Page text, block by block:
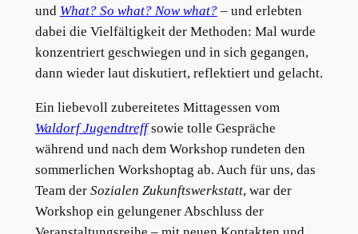
und What? So what? Now what?– und erlebten
dabei die Vielfältigkeit der Methoden: Mal wurde
konzentriert geschwiegen und in sich gegangen,
dann wieder laut diskutiert, reflektiert und gelacht.
Ein liebevoll zubereitetes Mittagessen vom
Waldorf Jugendtreffsowie tolle Gespräche
während und nach dem Workshop rundeten den
sommerlichen Workshoptag ab. Auch für uns, das
Team der Sozialen Zukunftswerkstatt, war der
Workshop ein gelungener Abschluss der